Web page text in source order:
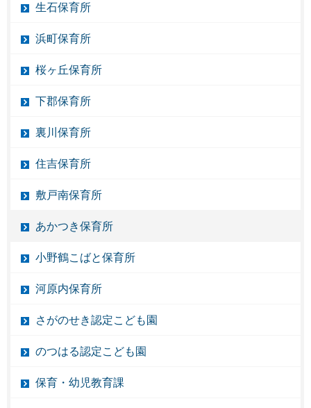
生石保育所
浜町保育所
桜ヶ丘保育所
下郡保育所
裏川保育所
住吉保育所
敷戸南保育所
あかつき保育所
小野鶴こばと保育所
河原内保育所
さがのせき認定こども園
のつはる認定こども園
保育・幼児教育課